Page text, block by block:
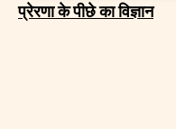
प्रेरणा के पीछे का विज्ञान